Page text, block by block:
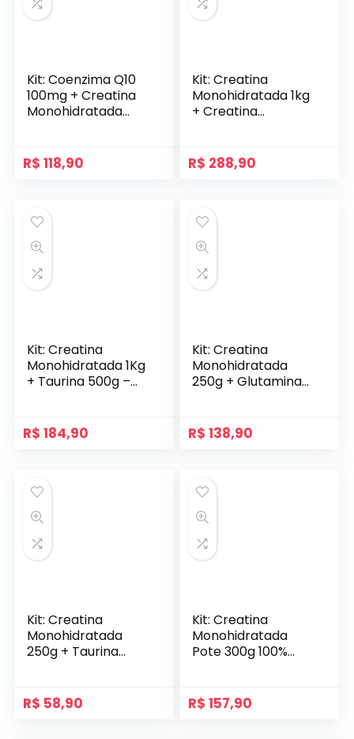
Kit: Coenzima Q10
100mg + Creatina
Monohidratada
R$ 118,90
Kit: Creatina
Monohidratada 1kg
+ Creatina
Nutrition
R$ 288,90
Kit: Creatina
Monohidratada 1Kg
+ Taurina 500g –
Soldiers Nutrition
R$ 184,90
Kit: Creatina
Monohidratada
250g + Glutamina
Soldiers Nutrition
R$ 138,90
Kit: Creatina
Monohidratada
250g + Taurina
Soldiers Nutrition
R$ 58,90
Kit: Creatina
Monohidratada
Pote 300g 100%
Soldiers Nutrition
R$ 157,90